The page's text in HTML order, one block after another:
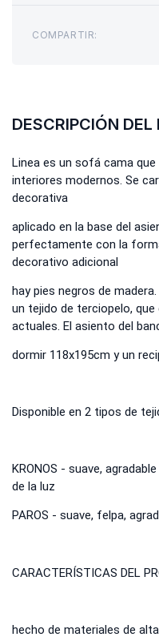
COMPARTIR:
DESCRIPCIÓN
Linea es un sofá cama
interiores modernos. Se
decorativa
aplicado en la base del
perfectamente con la
decorativo adicional
hay pies negros de
un tejido de terciopelo,
actuales. El asiento del
dormir 118x195cm y un
Disponible en 2 tipos de
KRONOS - suave,
de la luz
PAROS - suave, felpa,
CARACTERÍSTICAS DEL
hecho de materiales de